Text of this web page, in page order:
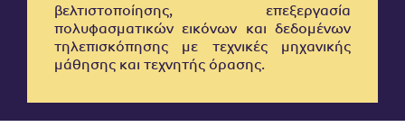
βελτιστοποίησης, επεξεργασία
πολυφασματικών εικόνων και δεδομένων
τηλεπισκόπησης με τεχνικές μηχανικής
μάθησης και τεχνητής όρασης.